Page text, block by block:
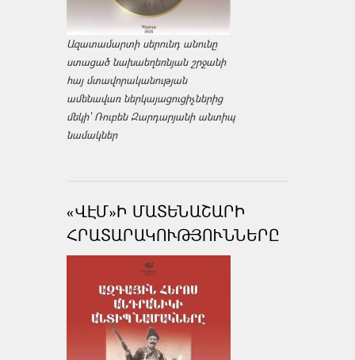
Ազատամարտի սերունդ անունը
ստացած նախաեղեռնյան շրջանի
հայ մտավորականության
ամենավառ ներկայացուցիչներից
մեկի՝ Ռուբեն Զարդարյանի անտիպ
նամակներ
«ՎԷՄ»Ի ՄԱՏԵՆԱՇԱՐԻ
ՀՐԱՏԱՐԱԿՈՒԹՅՈՒՆՆԵՐԸ